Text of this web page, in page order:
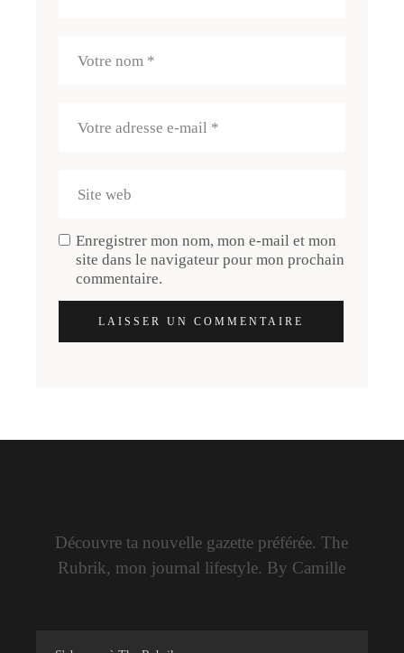
Enregistrer mon nom, mon e-mail et mon
site dans le navigateur pour mon prochain
commentaire.
LAISSER UN COMMENTAIRE
Découvre ta nouvelle gazette préférée. The
Rubrik, mon journal lifestyle. By Camille